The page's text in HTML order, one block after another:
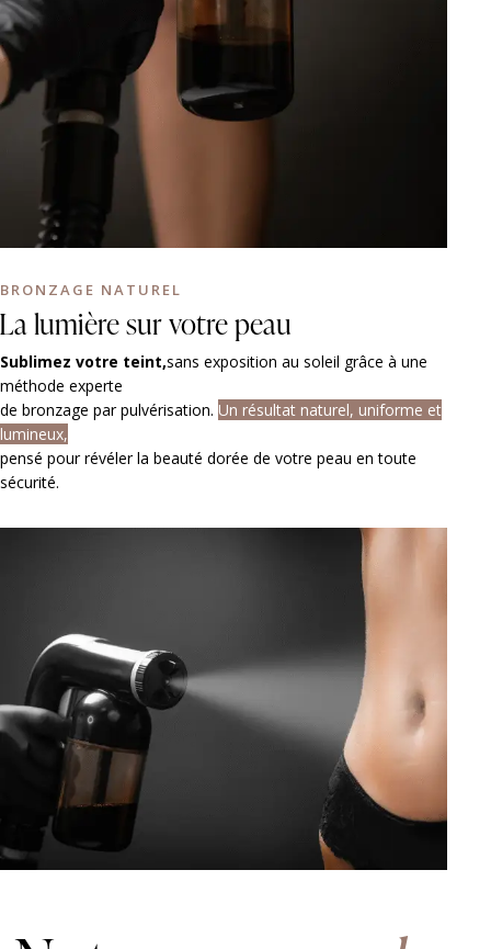
BRONZAGE NATUREL
La lumièresur votre peau
Sublimez votre teint,sans exposition au soleil grâce à une
méthode experte
de bronzage par pulvérisation. Un résultat naturel, uniforme et
lumineux,
pensé pour révéler la beauté dorée de votre peau en toute
sécurité.